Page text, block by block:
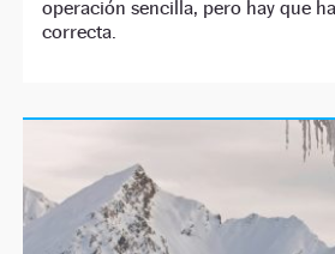
operación sencilla, pero hay que
correcta.